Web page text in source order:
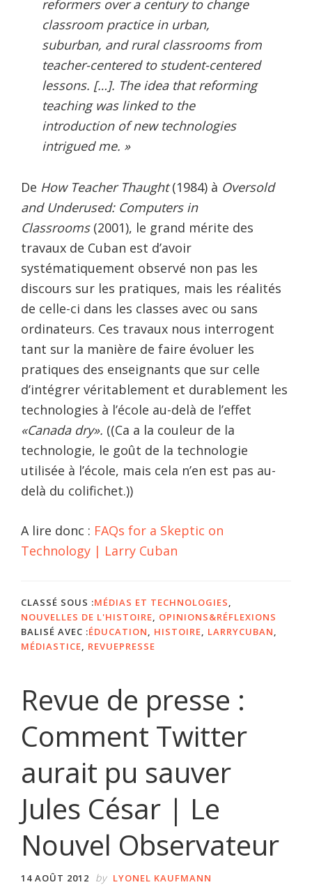
reformers over a century to change
classroom practice in urban,
suburban, and rural classrooms from
teacher-centered to student-centered
lessons. […]. The idea that reforming
teaching was linked to the
introduction of new technologies
intrigued me. »
De How Teacher Thaught(1984) à Oversold
and Underused: Computers in
Classrooms(2001), le grand mérite des
travaux de Cuban est d’avoir
systématiquement observé non pas les
discours sur les pratiques, mais les réalités
de celle-ci dans les classes avec ou sans
ordinateurs. Ces travaux nous interrogent
tant sur la manière de faire évoluer les
pratiques des enseignants que sur celle
d’intégrer véritablement et durablement les
technologies à l’école au-delà de l’effet
«Canada dry». ((Ca a la couleur de la
technologie, le goût de la technologie
utilisée à l’école, mais cela n’en est pas au-
delà du colifichet.))
A lire donc : FAQs for a Skeptic on
Technology | Larry Cuban
CLASSÉ SOUS :MÉDIAS ET TECHNOLOGIES
NOUVELLES DE L'HISTOIRE
OPINIONS&RÉFLEXIONS
BALISÉ AVEC :ÉDUCATION HISTOIRE LARRYCUBAN
MÉDIASTICE
REVUEPRESSE
Revue de presse :
Comment Twitter
aurait pu sauver
Jules César | Le
Nouvel Observateur
14 AOÛT 2012 by LYONEL KAUFMANN